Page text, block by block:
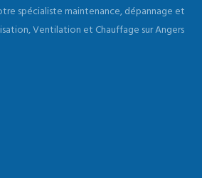
spécialiste maintenance, dépannage et
Ventilation et Chauffage sur Angers